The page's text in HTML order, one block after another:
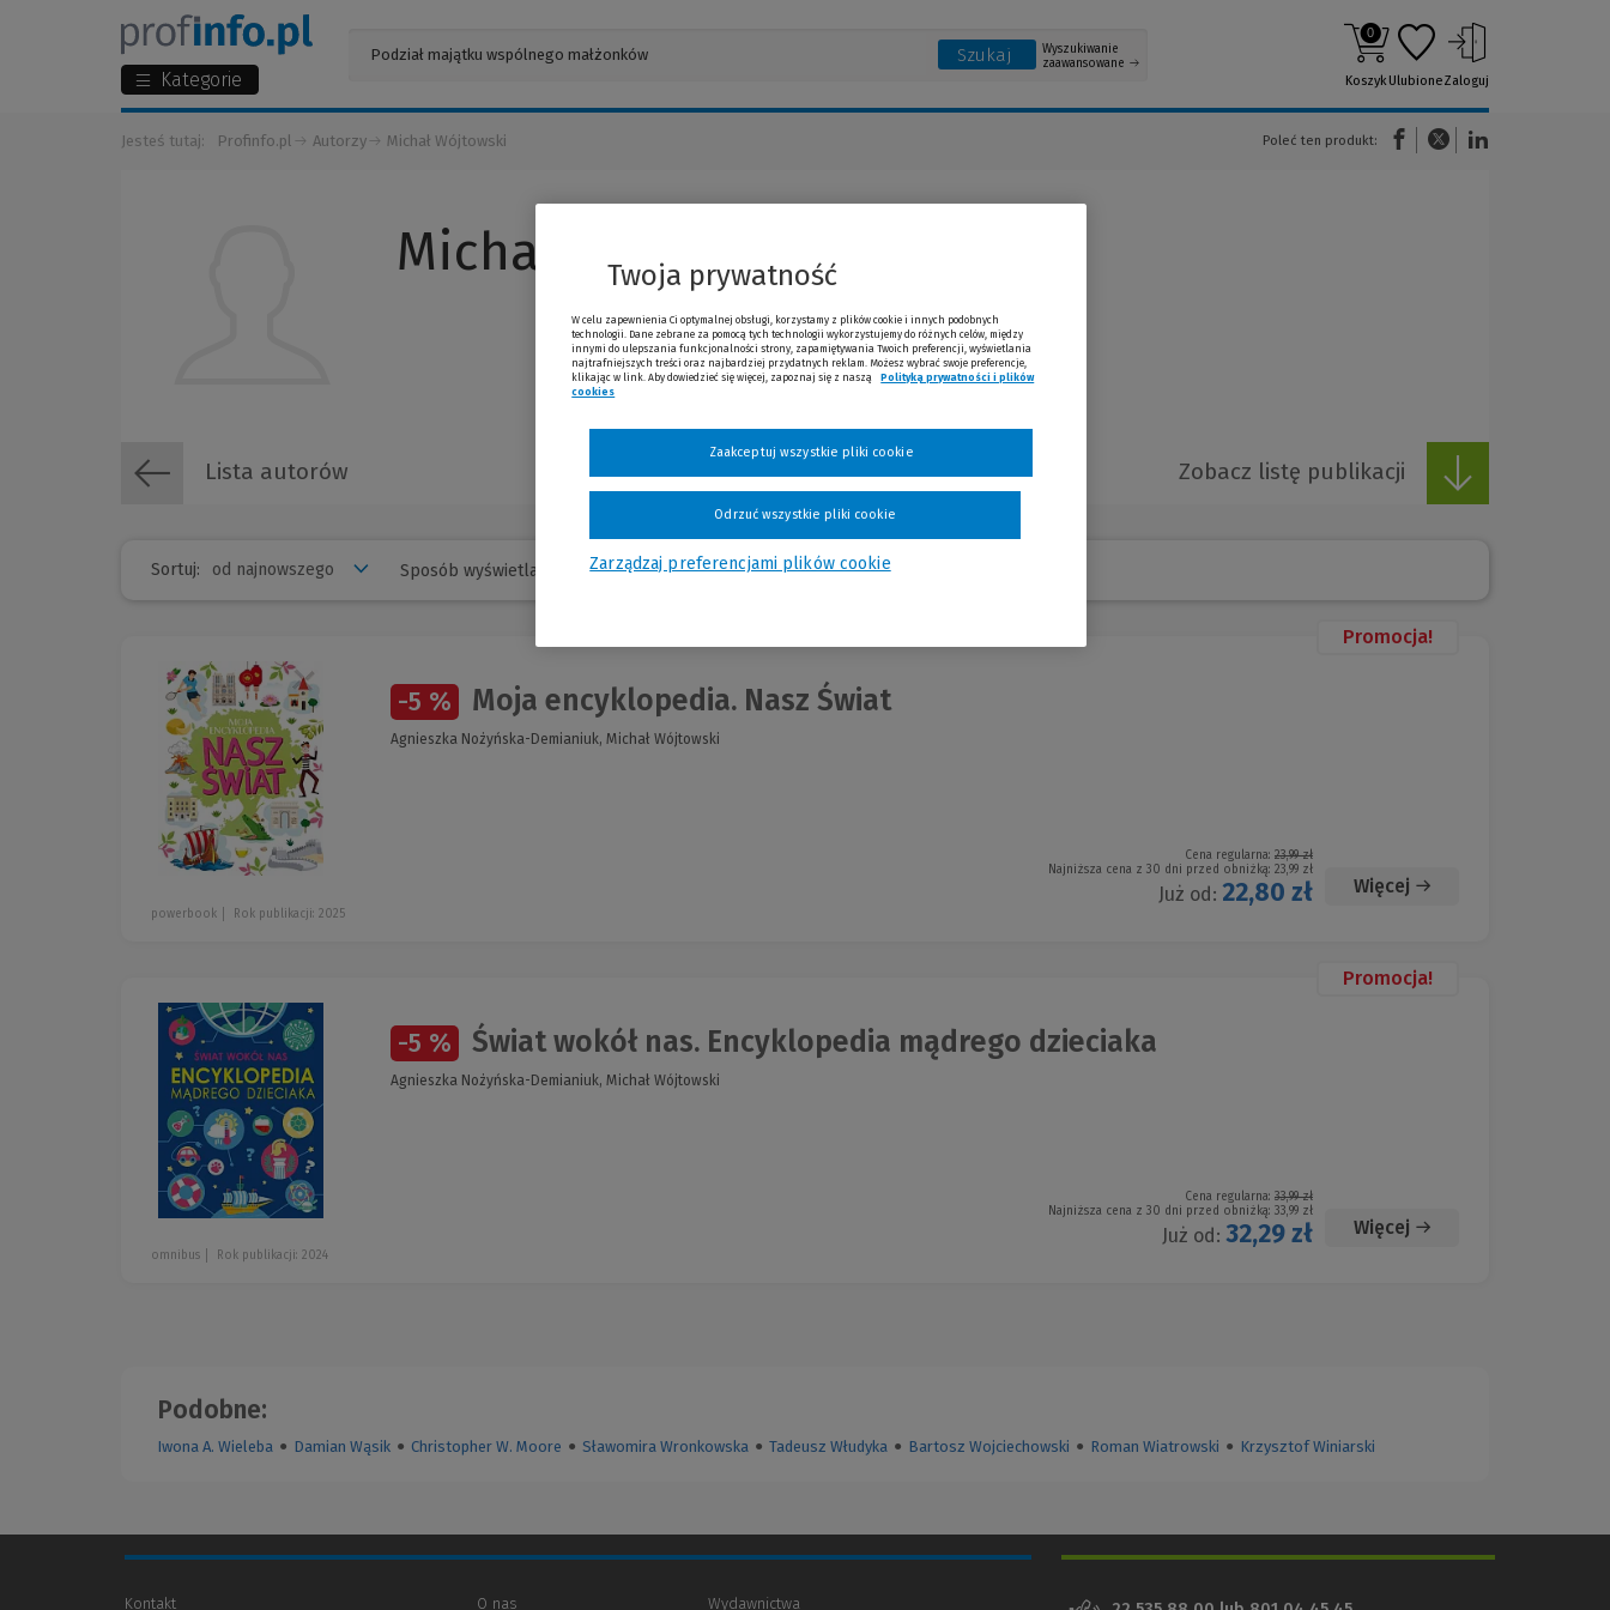
Kategorie
Szukaj
Wyszukiwanie
zaawansowane
0
KoszykUlubioneZaloguj
Jesteś tutaj: Profinfo.pl Autorzy Michał Wójtowski Poleć ten produkt:
(Nowe okno)(Link do innej strony)
Michał Wójtowski
Lista autorów Zobacz listę publikacji
Sortuj: Sposób wyświetlania
Promocja!
-5 % Moja encyklopedia. Nasz Świat
Agnieszka Nożyńska-Demianiuk, Michał Wójtowski
Cena regularna: 23,99 zł
Najniższa cena z 30 dni przed obniżką: 23,99 zł
Już od: 22,80 zł Więcej
powerbook Rok publikacji: 2025
Promocja!
-5 % Świat wokół nas. Encyklopedia mądrego dzieciaka
Agnieszka Nożyńska-Demianiuk, Michał Wójtowski
Cena regularna: 33,99 zł
Najniższa cena z 30 dni przed obniżką: 33,99 zł
Już od: 32,29 zł Więcej
omnibus Rok publikacji: 2024
Podobne:
Iwona A. Wieleba ● Damian Wąsik ● Christopher W. Moore ● Sławomira Wronkowska ● Tadeusz Włudyka ● Bartosz Wojciechowski ● Roman Wiatrowski ● Krzysztof Winiarski
Kontakt O nas Wydawnictwa
Twoja prywatność
W celu zapewnienia Ci optymalnej obsługi, korzystamy z plików cookie i innych podobnych
technologii. Dane zebrane za pomocą tych technologii wykorzystujemy do różnych celów, między
innymi do ulepszania funkcjonalności strony, zapamiętywania Twoich preferencji, wyświetlania
najtrafniejszych treści oraz najbardziej przydatnych reklam. Możesz wybrać swoje preferencje,
klikając w link. Aby dowiedzieć się więcej, zapoznaj się z naszą
Polityką prywatności i plików
cookies
Zarządzaj preferencjami plików cookie
Odrzuć wszystkie pliki cookie
Zaakceptuj wszystkie pliki cookie